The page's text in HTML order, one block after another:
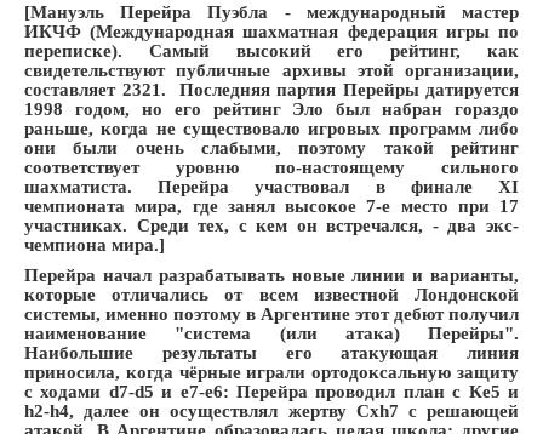
[Мануэль Перейра Пуэбла - международный мастер
ИКЧФ (Международная шахматная федерация игры по
переписке). Самый высокий его рейтинг, как
свидетельствуют публичные архивы этой организации,
составляет 2321. Последняя партия Перейры датируется
1998 годом, но его рейтинг Эло был набран гораздо
раньше, когда не существовало игровых программ либо
они были очень слабыми, поэтому такой рейтинг
соответствует уровню по-настоящему сильного
шахматиста. Перейра участвовал в финале XI
чемпионата мира, где занял высокое 7-е место при 17
участниках. Среди тех, с кем он встречался, - два экс-
чемпиона мира.]
Перейра начал разрабатывать новые линии и варианты,
которые отличались от всем известной Лондонской
системы, именно поэтому в Аргентине этот дебют получил
наименование "система (или атака) Перейры".
Наибольшие результаты его атакующая линия
приносила, когда чёрные играли ортодоксальную защиту
с ходами d7-d5 и е7-e6: Перейра проводил план с Кe5 и
h2-h4, далее он осуществлял жертву Сxh7 с решающей
атакой. В Аргентине образовалась целая школа: другие